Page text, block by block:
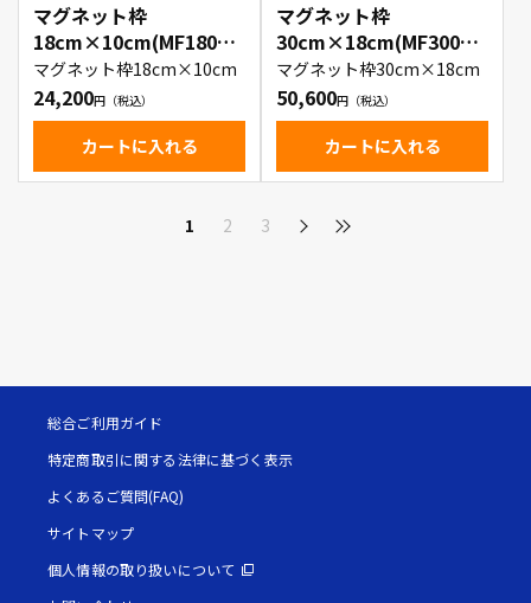
マグネット枠
18cm×10cm(MF180NA
P)
マグネット枠18cm×10cm
24,200
カートに入れる
マグネット枠
30cm×18cm(MF300AP
)
マグネット枠30cm×18cm
50,600
カートに入れる
1 2 3
総合ご利用ガイド
特定商取引に関する法律に基づく表示
よくあるご質問(FAQ)
サイトマップ
個人情報の取り扱いについて